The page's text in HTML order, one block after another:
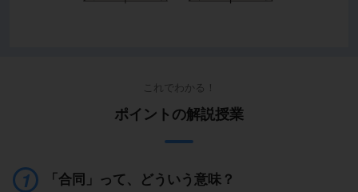
これでわかる！
ポイントの解説授業
「合同」って、どういう意味？